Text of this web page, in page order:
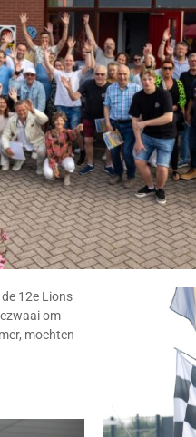
12e Lions
om
mochten